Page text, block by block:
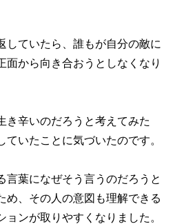
していたら、誰もが自分の敵に
面から向き合おうとしなくなり
き辛いのだろうと考えてみた
ていたことに気づいたのです。
言葉になぜそう言うのだろうと
め、その人の意図も理解できる
ョンが取りやすくなりました。